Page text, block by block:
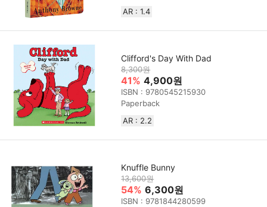
AR : 1.4
Clifford's Day With Dad
8,300원
41% 4,900원
ISBN : 9780545215930
Paperback
AR : 2.2
Knuffle Bunny
13,600원
54% 6,300원
ISBN : 9781844280599